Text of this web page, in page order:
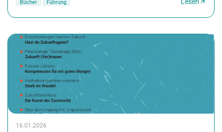
Bücher Führung
16.01.2026